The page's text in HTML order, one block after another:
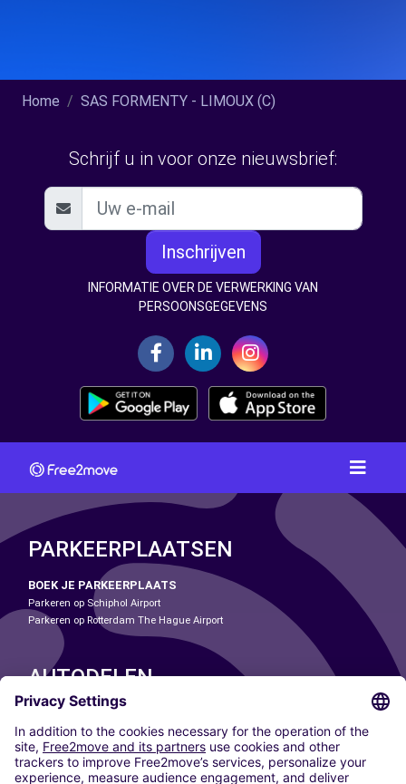
Home SAS FORMENTY - LIMOUX (C)
Schrijf u in voor onze nieuwsbrief:
Inschrijven
INFORMATIE OVER DE VERWERKING VAN
PERSOONSGEGEVENS
PARKEERPLAATSEN
BOEK JE PARKEERPLAATS
Parkeren op Schiphol Airport
Parkeren op Rotterdam The Hague Airport
AUTODELEN
ONZE STEDEN
Paris
Madrid
Washington DC